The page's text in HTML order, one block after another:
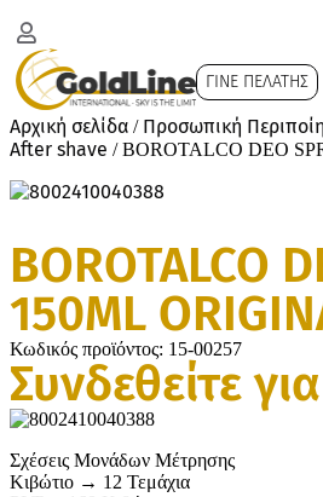
ΓΙΝΕ ΠΕΛΑΤΗΣ
Αρχική σελίδα / Προσωπική
After shave / BOROTALCO DEO
BOROTALCO
150ML
Κωδικός προϊόντος: 15-00257
Συνδεθείτε
Σχέσεις Μονάδων Μέτρησης
Κιβώτιο → 12 Τεμάχια